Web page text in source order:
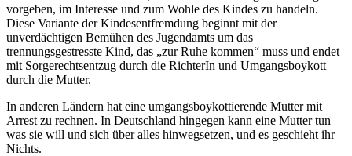
vorgeben, im Interesse und zum Wohle des Kindes zu handeln.
Diese Variante der Kindes­entfremdung beginnt mit der
unverdächtigen Bemühen des Jugendamts um das
trennungsgestresste Kind, das „zur Ruhe kommen“ muss und endet
mit Sorge­rechts­entzug durch die RichterIn und Umgangs­boykott
durch die Mutter.
In anderen Ländern hat eine umgangs­boy­kottierende Mutter mit
Arrest zu rechnen. In Deutschland hingegen kann eine Mutter tun
was sie will und sich über alles hinwegsetzen, und es geschieht ihr –
Nichts.